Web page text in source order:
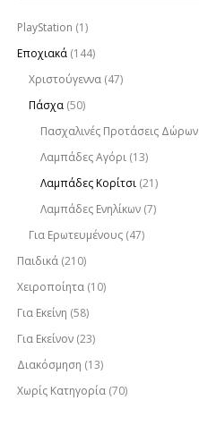
PlayStation (1)
Εποχιακά (144)
Χριστούγεννα (47)
Πάσχα (50)
Πασχαλινές Προτάσεις Δώρων
Λαμπάδες Αγόρι (13)
Λαμπάδες Κορίτσι (21)
Λαμπάδες Ενηλίκων (7)
Για Ερωτευμένους (47)
Παιδικά (210)
Χειροποίητα (10)
Για Εκείνη (58)
Για Εκείνον (23)
Διακόσμηση (13)
Χωρίς Κατηγορία (70)